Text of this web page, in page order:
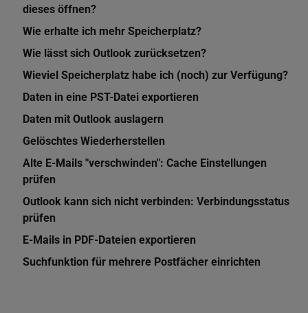
dieses öffnen?
Wie erhalte ich mehr Speicherplatz?
Wie lässt sich Outlook zurücksetzen?
Wieviel Speicherplatz habe ich (noch) zur Verfügung?
Daten in eine PST-Datei exportieren
Daten mit Outlook auslagern
Gelöschtes Wiederherstellen
Alte E-Mails "verschwinden": Cache Einstellungen
prüfen
Outlook kann sich nicht verbinden: Verbindungsstatus
prüfen
E-Mails in PDF-Dateien exportieren
Suchfunktion für mehrere Postfächer einrichten